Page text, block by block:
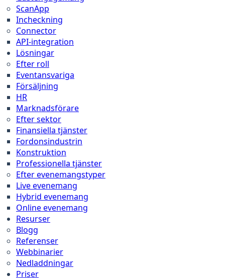
ScanApp
Incheckning
Connector
API-integration
Lösningar
Efter roll
Eventansvariga
Försäljning
HR
Marknadsförare
Efter sektor
Finansiella tjänster
Fordonsindustrin
Konstruktion
Professionella tjänster
Efter evenemangstyper
Live evenemang
Hybrid evenemang
Online evenemang
Resurser
Blogg
Referenser
Webbinarier
Nedladdningar
Priser